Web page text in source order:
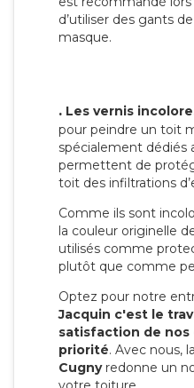
d’utiliser des gants
masque.
. Les vernis
pour peindre un toit
spécialement dédiés
permettent de
toit des infiltrations
Comme ils sont
la couleur originelle
utilisés comme
plutôt que comme
Optez pour notre
Jacquin c'est le
satisfaction de
priorité. Avec nous, la
Cugnyredonne un